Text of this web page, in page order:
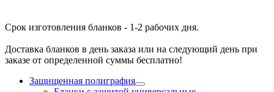
Срок изготовления бланков - 1-2 рабочих дня.
Доставка бланков в день заказа или на следующий день при
заказе от определенной суммы бесплатно!
Защищенная полиграфия